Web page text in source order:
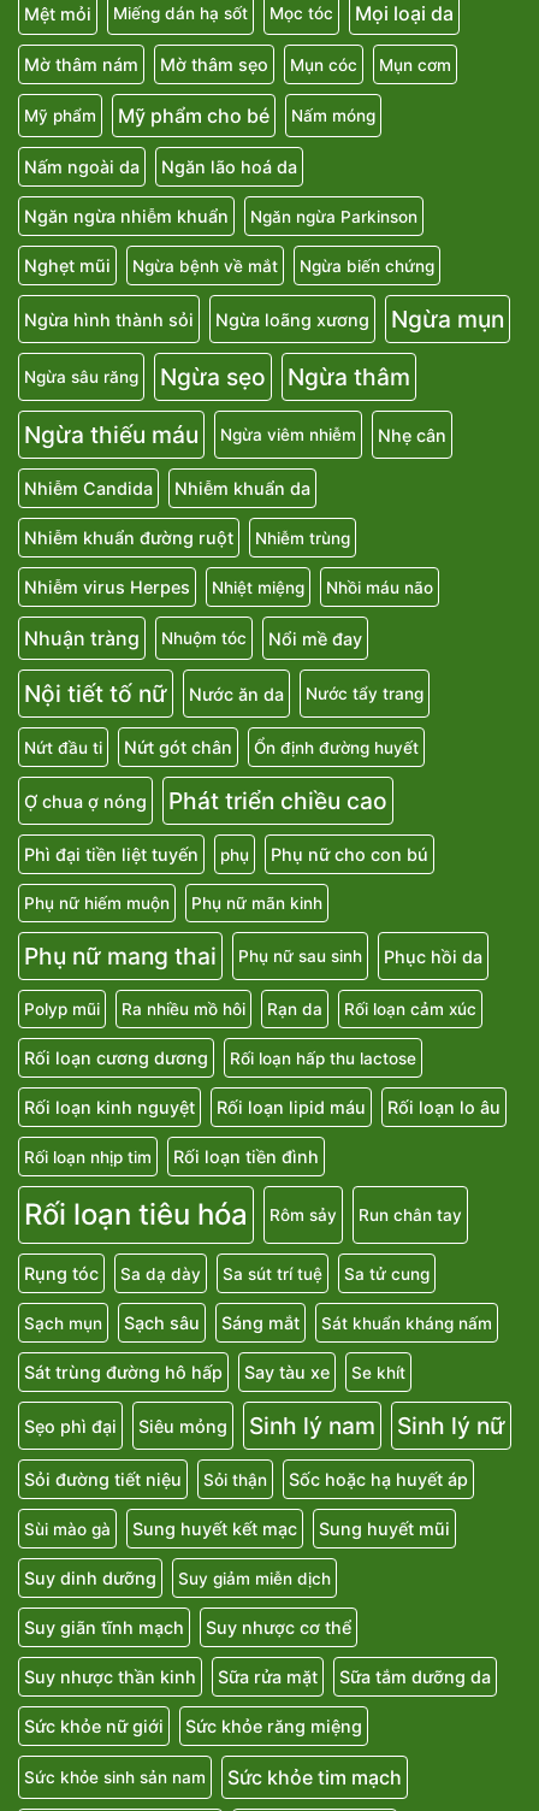
Mệt mỏi Miếng dán hạ sốt Mọc tóc Mọi loại da
Mờ thâm nám Mờ thâm sẹo Mụn cóc Mụn cơm
Mỹ phẩm Mỹ phẩm cho bé Nấm móng
Nấm ngoài da Ngăn lão hoá da
Ngăn ngừa nhiễm khuẩn Ngăn ngừa Parkinson
Nghẹt mũi Ngừa bệnh về mắt Ngừa biến chứng
Ngừa hình thành sỏi Ngừa loãng xương Ngừa mụn
Ngừa sâu răng Ngừa sẹo
Ngừa thâm
Ngừa thiếu máu
Ngừa viêm nhiễm Nhẹ cân
Nhiễm Candida Nhiễm khuẩn da
Nhiễm khuẩn đường ruột Nhiễm trùng
Nhiễm virus Herpes Nhiệt miệng Nhồi máu não
Nhuận tràng Nhuộm tóc Nổi mề đay
Nội tiết tố nữ Nước ăn da Nước tẩy trang
Nứt đầu ti Nứt gót chân Ổn định đường huyết
Ợ chua ợ nóng Phát triển chiều cao
Phì đại tiền liệt tuyến phụ Phụ nữ cho con bú
Phụ nữ hiếm muộn Phụ nữ mãn kinh
Phụ nữ mang thai Phụ nữ sau sinh Phục hồi da
Polyp mũi Ra nhiều mồ hôi Rạn da Rối loạn cảm xúc
Rối loạn cương dương Rối loạn hấp thu lactose
Rối loạn kinh nguyệt Rối loạn lipid máu Rối loạn lo âu
Rối loạn nhịp tim Rối loạn tiền đình
Rối loạn tiêu hóa Rôm sảy Run chân tay
Rụng tóc Sa dạ dày Sa sút trí tuệ Sa tử cung
Sạch mụn Sạch sâu Sáng mắt Sát khuẩn kháng nấm
Sát trùng đường hô hấp Say tàu xe Se khít
Sẹo phì đại Siêu mỏng Sinh lý nam Sinh lý nữ
Sỏi đường tiết niệu Sỏi thận Sốc hoặc hạ huyết áp
Sùi mào gà Sung huyết kết mạc Sung huyết mũi
Suy dinh dưỡng Suy giảm miễn dịch
Suy giãn tĩnh mạch Suy nhược cơ thể
Suy nhược thần kinh Sữa rửa mặt Sữa tắm dưỡng da
Sức khỏe nữ giới Sức khỏe răng miệng
Sức khỏe sinh sản nam Sức khỏe tim mạch